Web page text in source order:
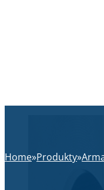
Home Produkty